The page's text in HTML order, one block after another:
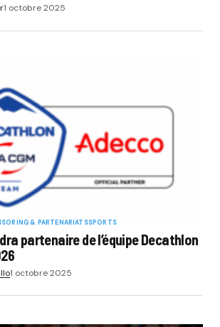
1 octobre 2025
& PARTENARIATSSPORTS
partenaire de l’équipe Decathlon
1 octobre 2025